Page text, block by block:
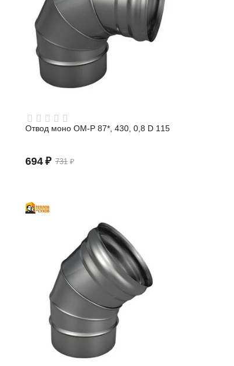
Отвод моно ОМ-Р 87*, 430, 0,8 D 115
731 ₽
694 ₽